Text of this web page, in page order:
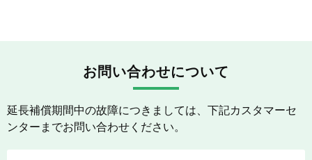
お問い合わせについて
延長補償期間中の故障につきましては、下記カスタマーセ
ンターまでお問い合わせください。